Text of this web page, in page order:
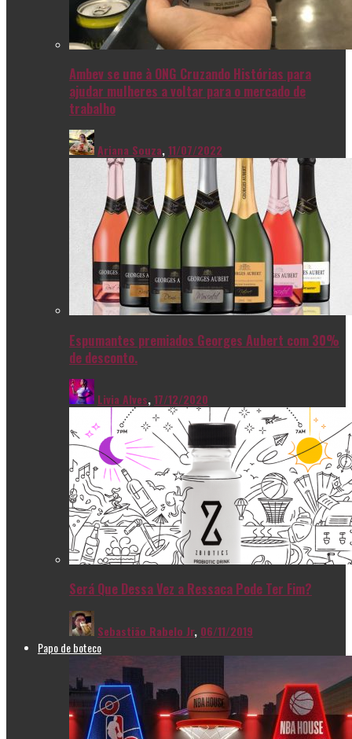
Ambev se une à ONG Cruzando Histórias para
ajudar mulheres a voltar para o mercado de
trabalho
Ariana Souza,11/07/2022
Espumantes premiados Georges Aubert com 30%
de desconto.
Livia Alves,17/12/2020
Será Que Dessa Vez a Ressaca Pode Ter Fim?
Sebastião Rabelo Jr, 06/11/2019
Papo de boteco